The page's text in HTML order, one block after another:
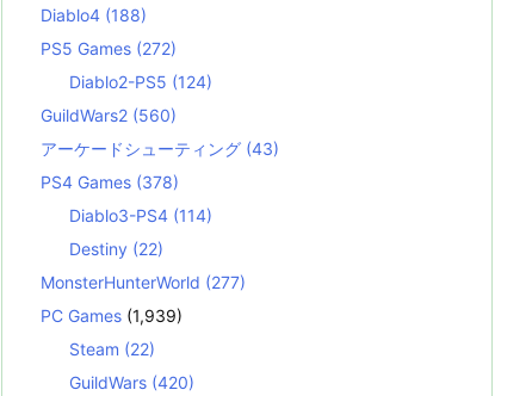
Diablo4 (188)
PS5 Games (272)
Diablo2-PS5 (124)
GuildWars2 (560)
アーケードシューティング (43)
PS4 Games (378)
Diablo3-PS4 (114)
Destiny (22)
MonsterHunterWorld (277)
PC Games (1,939)
Steam (22)
GuildWars (420)